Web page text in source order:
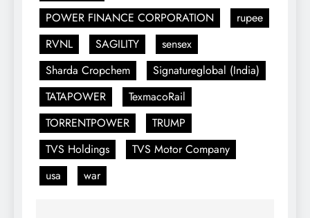
POWER FINANCE CORPORATION
rupee
RVNL
SAGILITY
sensex
Sharda Cropchem
Signatureglobal (India)
TATAPOWER
TexmacoRail
TORRENTPOWER
TRUMP
TVS Holdings
TVS Motor Company
usa
war